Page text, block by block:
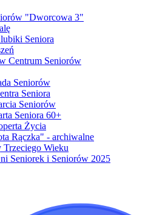
"Dworcowa 3"
Seniora
Centrum Seniorów
Seniorów
Seniora
Seniorów
Seniora 60+
Życia
Rączka" - archiwalne
Wieku
Seniorek i Seniorów 2025